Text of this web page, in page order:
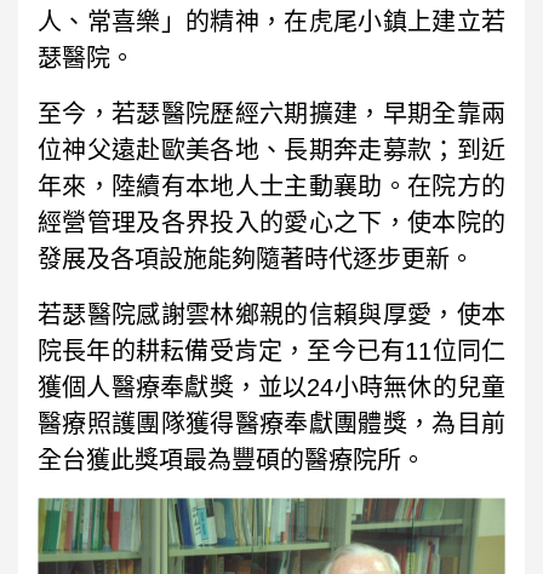
人、常喜樂」的精神，在虎尾小鎮上建立若
瑟醫院。
至今，若瑟醫院歷經六期擴建，早期全靠兩
位神父遠赴歐美各地、長期奔走募款；到近
年來，陸續有本地人士主動襄助。在院方的
經營管理及各界投入的愛心之下，使本院的
發展及各項設施能夠隨著時代逐步更新。
若瑟醫院感謝雲林鄉親的信賴與厚愛，使本
院長年的耕耘備受肯定，至今已有11位同仁
獲個人醫療奉獻獎，並以24小時無休的兒童
醫療照護團隊獲得醫療奉獻團體獎，為目前
全台獲此獎項最為豐碩的醫療院所。